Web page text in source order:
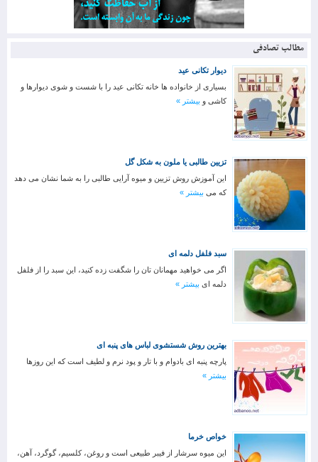
مطالب تصادفی
دیوار تکانی عید
بسیاری از خانواده ها خانه تکانی عید را با شست و شوی دیوارها و
کاشی و بیشتر »
تزیین طالبی یا ملون به شکل گل
این آموزش روش تزیین و میوه آرایی طالبی را به شما نشان می دهد
که می بیشتر »
سبد فلفل دلمه ای
اگر می خواهید مهمانان تان را شگفت زده کنید، این سبد را از فلفل
دلمه ای بیشتر »
بهترین روش شستشوی لباس های پنبه ای
پارچه پنبه ای بادوام و با تار و پود نرم و لطیف است که این روزها
بیشتر »
خواص خرما
این میوه سرشار از فیبر طبیعی است و روغن، کلسیم، گوگرد، آهن،